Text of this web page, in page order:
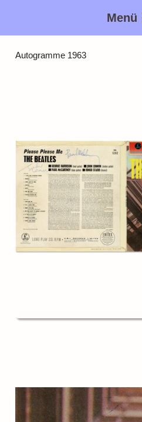
Menü
Autogramme 1963